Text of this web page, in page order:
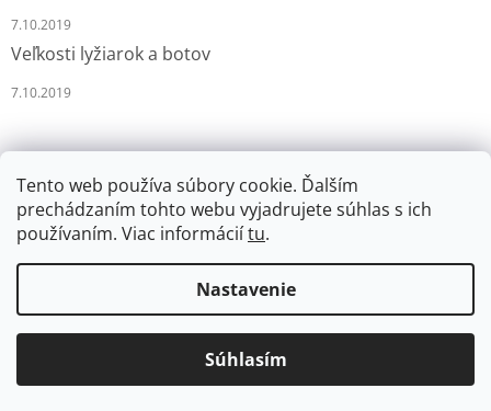
Tento web používa súbory cookie. Ďalším
prechádzaním tohto webu vyjadrujete súhlas s ich
používaním. Viac informáciítu.
Nastavenie
Súhlasím
7.10.2019
Veľkosti lyžiarok a botov
7.10.2019
vyhradené.